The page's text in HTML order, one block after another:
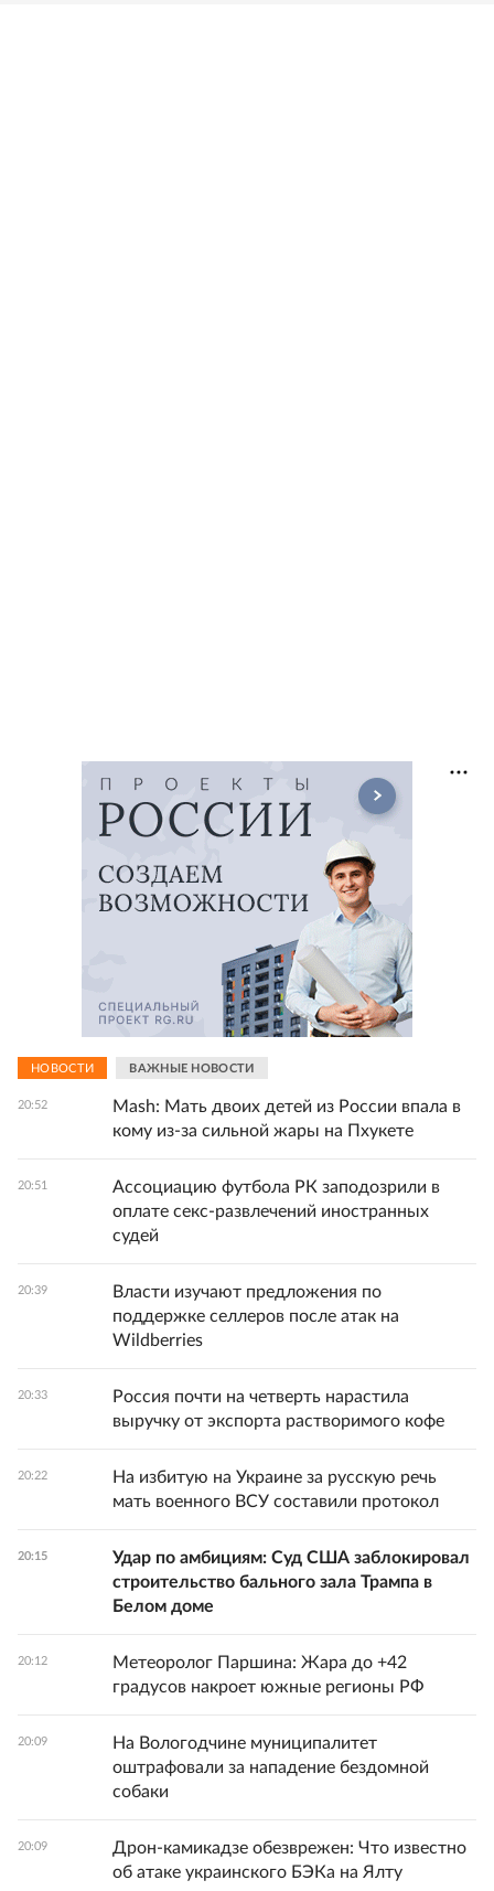
НОВОСТИ ВАЖНЫЕ НОВОСТИ
20:52
Mash: Мать двоих детей из России впала в
кому из-за сильной жары на Пхукете
20:51
Ассоциацию футбола РК заподозрили в
оплате секс-развлечений иностранных
судей
20:39
Власти изучают предложения по
поддержке селлеров после атак на
Wildberries
20:33
Россия почти на четверть нарастила
выручку от экспорта растворимого кофе
20:22
На избитую на Украине за русскую речь
мать военного ВСУ составили протокол
20:15
Удар по амбициям: Суд США заблокировал
строительство бального зала Трампа в
Белом доме
20:12
Метеоролог Паршина: Жара до +42
градусов накроет южные регионы РФ
20:09
На Вологодчине муниципалитет
оштрафовали за нападение бездомной
собаки
20:09
Дрон-камикадзе обезврежен: Что известно
об атаке украинского БЭКа на Ялту